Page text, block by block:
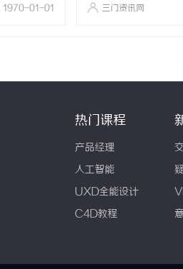
1970-01-01 三门资讯网
热门课程
产品经理
人工智能
UXD全能设计
C4D教程